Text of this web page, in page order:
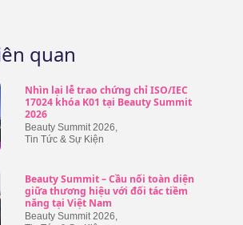
quan
Nhìn lại lễ trao chứng chỉ ISO/IEC
17024 khóa K01 tại Beauty Summit
2026
Beauty Summit 2026,
Tin Tức & Sự Kiện
Beauty Summit – Cầu nối toàn diện
giữa thương hiệu với đối tác tiềm
năng tại Việt Nam
Beauty Summit 2026